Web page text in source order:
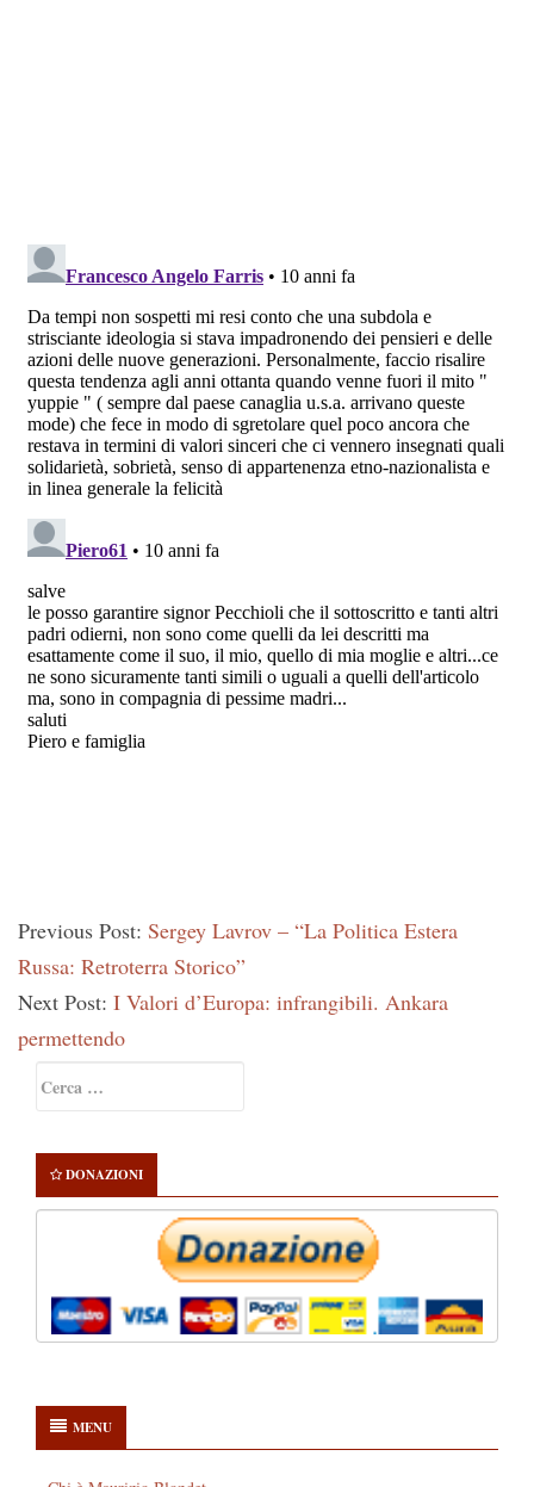
Previous Post: Sergey Lavrov – “La Politica Estera
Russa: Retroterra Storico”
Next Post: I Valori d’Europa: infrangibili. Ankara
permettendo
Sidebar
per:
DONAZIONI
MENU